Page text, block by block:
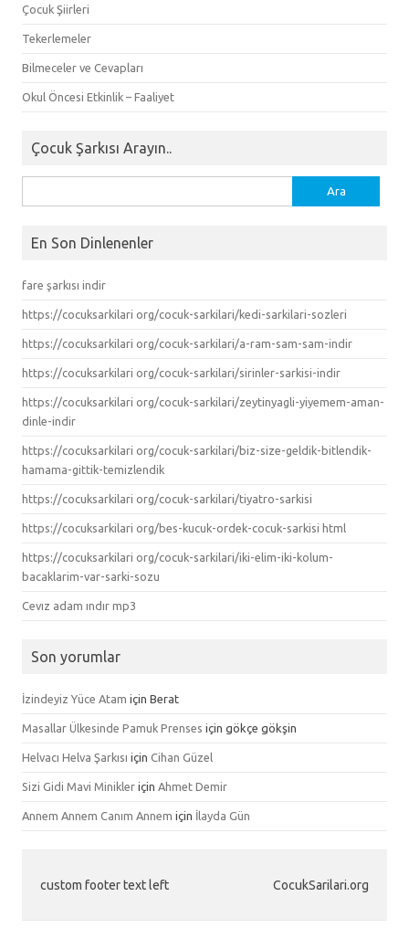
Çocuk Şiirleri
Tekerlemeler
Bilmeceler ve Cevapları
Okul Öncesi Etkinlik – Faaliyet
Çocuk Şarkısı Arayın..
En Son Dinlenenler
fare şarkısı indir
https://cocuksarkilari org/cocuk-sarkilari/kedi-sarkilari-sozleri
https://cocuksarkilari org/cocuk-sarkilari/a-ram-sam-sam-indir
https://cocuksarkilari org/cocuk-sarkilari/sirinler-sarkisi-indir
https://cocuksarkilari org/cocuk-sarkilari/zeytinyagli-yiyemem-aman-
dinle-indir
https://cocuksarkilari org/cocuk-sarkilari/biz-size-geldik-bitlendik-
hamama-gittik-temizlendik
https://cocuksarkilari org/cocuk-sarkilari/tiyatro-sarkisi
https://cocuksarkilari org/bes-kucuk-ordek-cocuk-sarkisi html
https://cocuksarkilari org/cocuk-sarkilari/iki-elim-iki-kolum-
bacaklarim-var-sarki-sozu
Cevız adam ındır mp3
Son yorumlar
İzindeyiz Yüce Atam için Berat
Masallar Ülkesinde Pamuk Prenses için gökçe gökşin
Helvacı Helva Şarkısı için Cihan Güzel
Sizi Gidi Mavi Minikler için Ahmet Demir
Annem Annem Canım Annem için İlayda Gün
custom footer text left CocukSarilari.org